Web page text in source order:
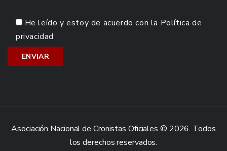
He leído y estoy de acuerdo con la Política de
privacidad
Asociación Nacional de Cronistas Oficiales © 2026. Todos
los derechos reservados.